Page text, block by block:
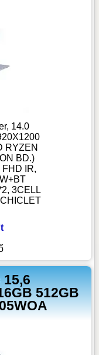
14.0
RYZEN
BD.)
FHD IR,
3CELL
512GB